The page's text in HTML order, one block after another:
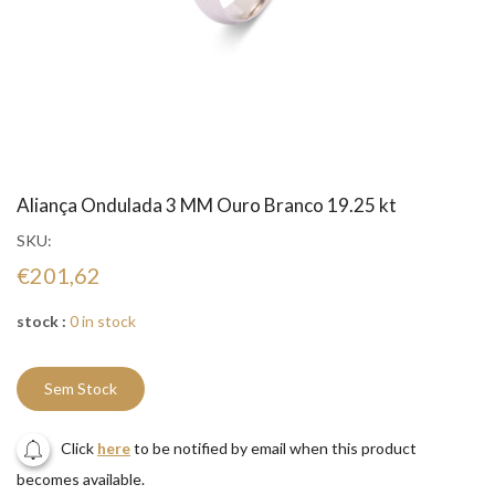
Aliança Ondulada 3 MM Ouro Branco 19.25 kt
SKU:
€201,62
stock : 0 in stock
Sem Stock
Click hereto be notified by email when this product
becomes available.